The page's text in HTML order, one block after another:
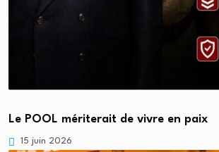
Le POOL mériterait de vivre en paix
15 juin 2026